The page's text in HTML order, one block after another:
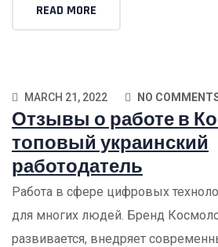
READ MORE
MARCH 21, 2022 NO
Отзывы о работе в
топовый украинский
работодатель
Работа в сфере цифровых
для многих людей. Бренд
развивается, внедряет